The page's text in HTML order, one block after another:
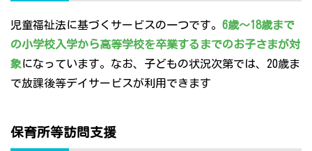
児童福祉法に基づくサービスの一つです。 6歳～18歳まで
の小学校入学から高等学校を卒業するまでのお子さまが対
象になっています。なお、子どもの状況次第では、20歳ま
で放課後等デイサービスが利用できます
保育所等訪問支援